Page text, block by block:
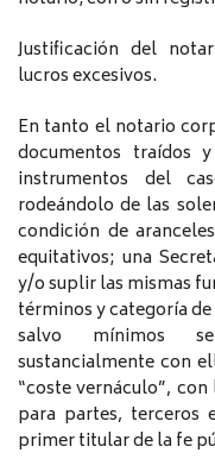
Justificación del
lucros excesivos.
En tanto el notario
documentos traídos
instrumentos del
rodeándolo de las
condición de
equitativos; una
y/o suplir las mismas
términos y categoría
salvo mínimos
sustancialmente con
“coste vernáculo”,
para partes, terceros
primer titular de la fe